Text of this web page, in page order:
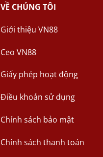
VỀ CHÚNG TÔI
Giới thiệu VN88
Ceo VN88
Giấy phép hoạt động
Điều khoản sử dụng
Chính sách bảo mật
Chính sách thanh toán